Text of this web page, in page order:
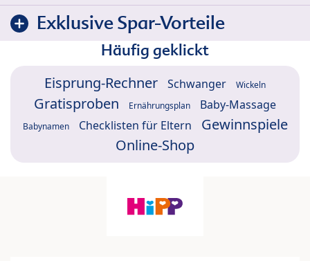
Exklusive Spar-Vorteile
Häufig geklickt
Eisprung-Rechner Schwanger Wickeln
Gratisproben Ernährungsplan Baby-Massage
Babynamen Checklisten für Eltern
Gewinnspiele
Online-Shop